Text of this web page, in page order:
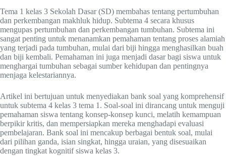
Tema 1 kelas 3 Sekolah Dasar (SD) membahas tentang pertumbuhan
dan perkembangan makhluk hidup. Subtema 4 secara khusus
mengupas pertumbuhan dan perkembangan tumbuhan. Subtema ini
sangat penting untuk menanamkan pemahaman tentang proses alamiah
yang terjadi pada tumbuhan, mulai dari biji hingga menghasilkan buah
dan biji kembali. Pemahaman ini juga menjadi dasar bagi siswa untuk
menghargai tumbuhan sebagai sumber kehidupan dan pentingnya
menjaga kelestariannya.
Artikel ini bertujuan untuk menyediakan bank soal yang komprehensif
untuk subtema 4 kelas 3 tema 1. Soal-soal ini dirancang untuk menguji
pemahaman siswa tentang konsep-konsep kunci, melatih kemampuan
berpikir kritis, dan mempersiapkan mereka menghadapi evaluasi
pembelajaran. Bank soal ini mencakup berbagai bentuk soal, mulai
dari pilihan ganda, isian singkat, hingga uraian, yang disesuaikan
dengan tingkat kognitif siswa kelas 3.